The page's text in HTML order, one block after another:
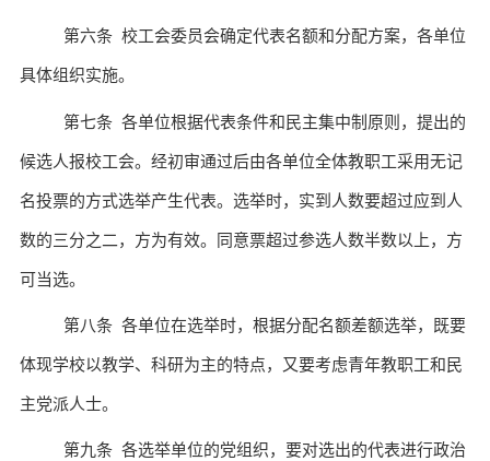
第六条 校工会委员会确定代表名额和分配方案，各单位
具体组织实施。
第七条 各单位根据代表条件和民主集中制原则，提出的
候选人报校工会。经初审通过后由各单位全体教职工采用无记
名投票的方式选举产生代表。选举时，实到人数要超过应到人
数的三分之二，方为有效。同意票超过参选人数半数以上，方
可当选。
第八条 各单位在选举时，根据分配名额差额选举，既要
体现学校以教学、科研为主的特点，又要考虑青年教职工和民
主党派人士。
第九条 各选举单位的党组织，要对选出的代表进行政治